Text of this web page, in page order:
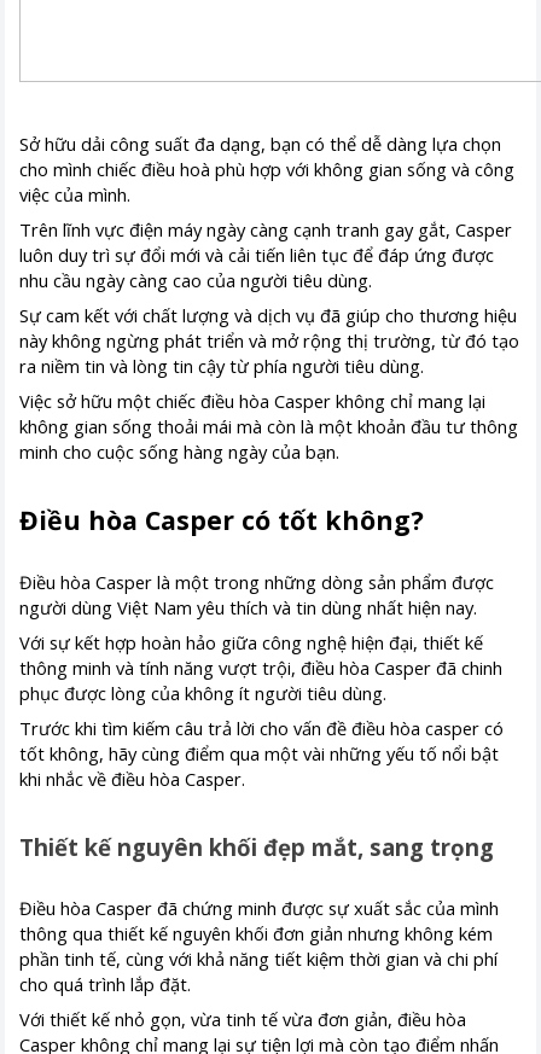
Sở hữu dải công suất đa dạng, bạn có thể dễ dàng lựa chọn
cho mình chiếc điều hoà phù hợp với không gian sống và công
việc của mình.
Trên lĩnh vực điện máy ngày càng cạnh tranh gay gắt, Casper
luôn duy trì sự đổi mới và cải tiến liên tục để đáp ứng được
nhu cầu ngày càng cao của người tiêu dùng.
Sự cam kết với chất lượng và dịch vụ đã giúp cho thương hiệu
này không ngừng phát triển và mở rộng thị trường, từ đó tạo
ra niềm tin và lòng tin cậy từ phía người tiêu dùng.
Việc sở hữu một chiếc điều hòa Casper không chỉ mang lại
không gian sống thoải mái mà còn là một khoản đầu tư thông
minh cho cuộc sống hàng ngày của bạn.
Điều hòa Casper có tốt không?
Điều hòa Casper là một trong những dòng sản phẩm được
người dùng Việt Nam yêu thích và tin dùng nhất hiện nay.
Với sự kết hợp hoàn hảo giữa công nghệ hiện đại, thiết kế
thông minh và tính năng vượt trội, điều hòa Casper đã chinh
phục được lòng của không ít người tiêu dùng.
Trước khi tìm kiếm câu trả lời cho vấn đề điều hòa casper có
tốt không, hãy cùng điểm qua một vài những yếu tố nổi bật
khi nhắc về điều hòa Casper.
Thiết kế nguyên khối đẹp mắt, sang trọng
Điều hòa Casper đã chứng minh được sự xuất sắc của mình
thông qua thiết kế nguyên khối đơn giản nhưng không kém
phần tinh tế, cùng với khả năng tiết kiệm thời gian và chi phí
cho quá trình lắp đặt.
Với thiết kế nhỏ gọn, vừa tinh tế vừa đơn giản, điều hòa
Casper không chỉ mang lại sự tiện lợi mà còn tạo điểm nhấn